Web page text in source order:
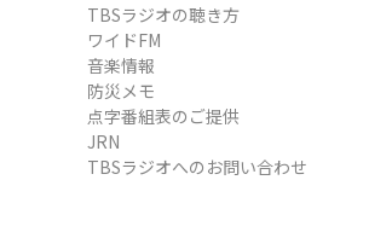
TBSラジオの聴き方
ワイドFM
音楽情報
防災メモ
点字番組表のご提供
JRN
TBSラジオへのお問い合わせ